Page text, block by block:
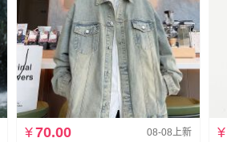
08-08上新
¥70.00 ¥